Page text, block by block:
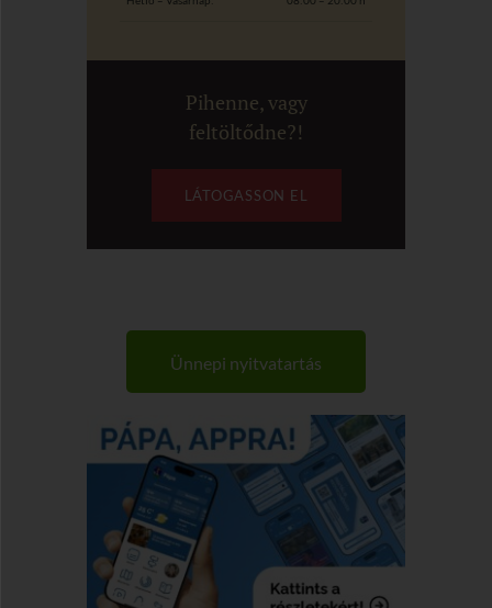
Pihenne, vagy
feltöltődne?!
LÁTOGASSON EL
Ünnepi nyitvatartás